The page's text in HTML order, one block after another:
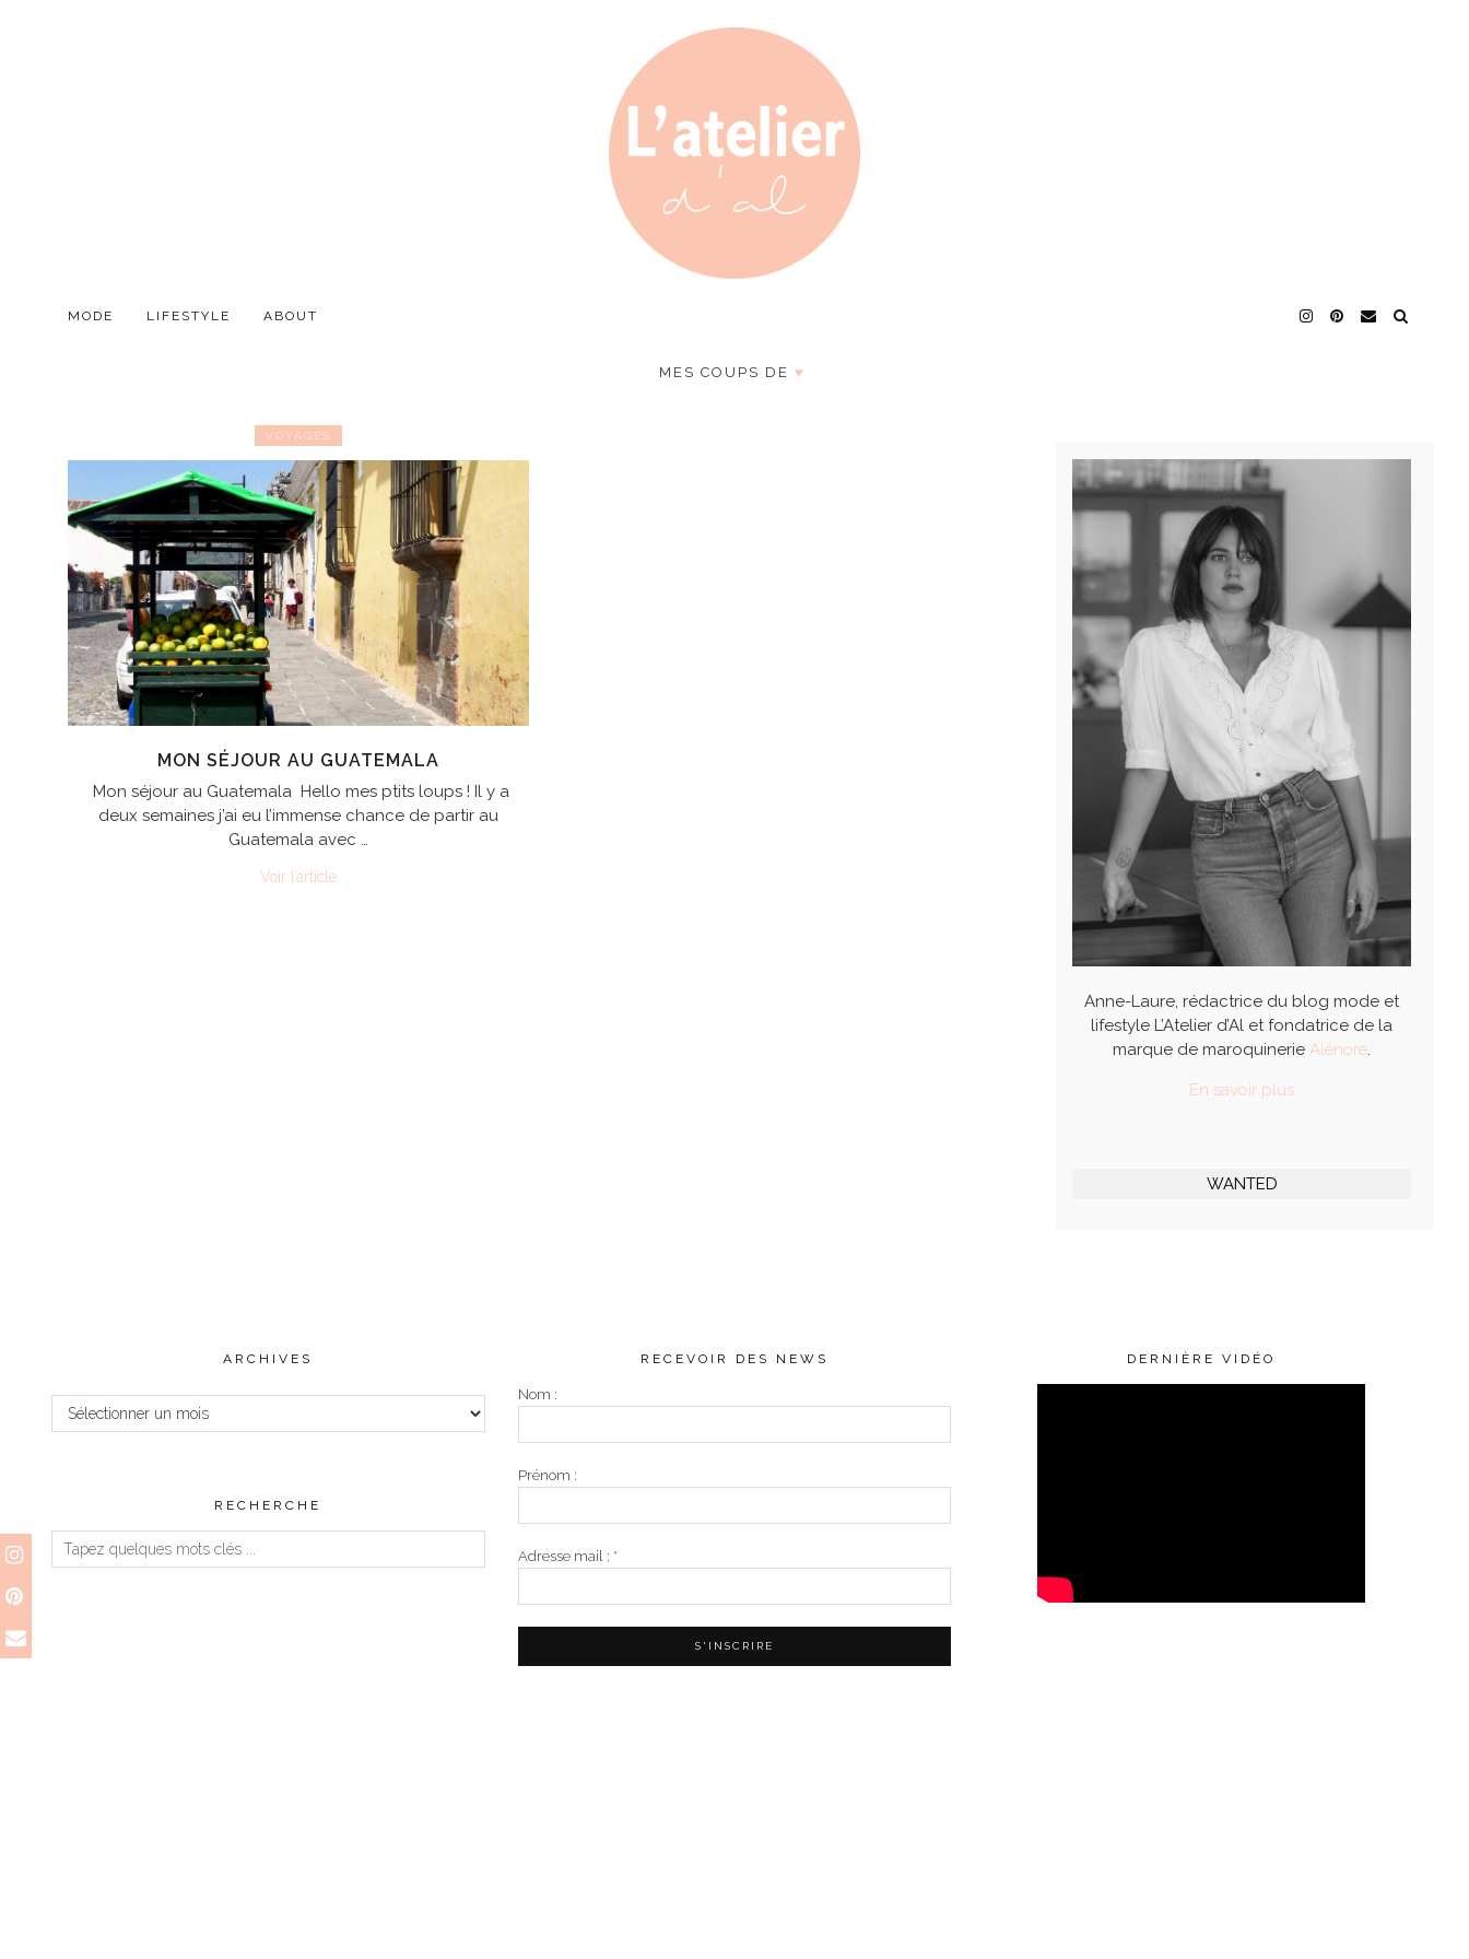
MODE LIFESTYLE ABOUT
MES COUPS DE ♥
VOYAGES
MON SÉJOUR AU GUATEMALA
Mon séjour au Guatemala Hello mes ptits loups ! Il y a
deux semaines j’ai eu l’immense chance de partir au
Guatemala avec …
Voir l’article
Anne-Laure, rédactrice du blog mode et
lifestyle L’Atelier d’Al et fondatrice de la
marque de maroquinerieAlénore.
En savoir plus
WANTED
ARCHIVES
Archives
RECHERCHE
RECEVOIR DES NEWS
Nom :
Prénom :
Adresse mail : *
DERNIÈRE VIDÉO